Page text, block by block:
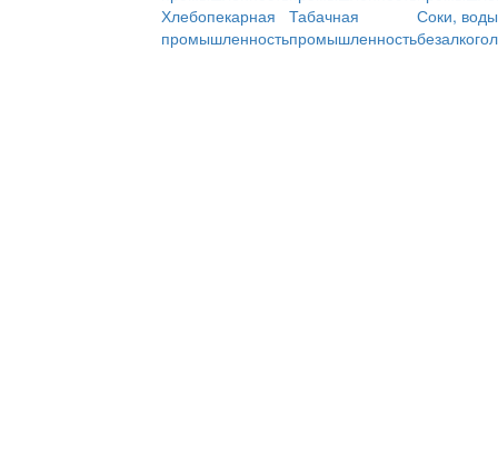
Хлебопекарная
промышленность
Табачная
промышленность
Соки,